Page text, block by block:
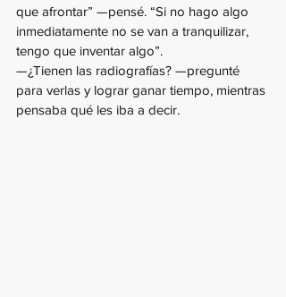
que afrontar” —pensé. “Si no hago algo
inmediatamente no se van a tranquilizar,
tengo que inventar algo”.
—¿Tienen las radiografías? —pregunté
para verlas y lograr ganar tiempo, mientras
pensaba qué les iba a decir.